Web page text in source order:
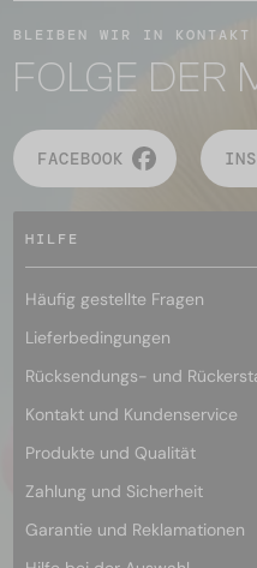
BLEIBEN WIR IN KONTAKT
FOLGE DER
FACEBOOK
HILFE
Häufig gestellte Fragen
Lieferbedingungen
Rücksendungs- und
Kontakt und Kundenservice
Produkte und Qualität
Zahlung und Sicherheit
Garantie und Reklamationen